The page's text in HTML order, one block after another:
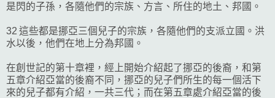
是閃的子孫，各隨他們的宗族、方言、所住的地土、邦國。
32 這些都是挪亞三個兒子的宗族，各隨他們的支派立國。洪
水以後，他們在地上分為邦國。
在創世記的第十章裡，經上開始介紹起了挪亞的後裔，和第
五章介紹亞當的後裔不同，挪亞的兒子們所生的每一個活下
來的兒子都有介紹，一共三代；而在第五章處介紹亞當的後